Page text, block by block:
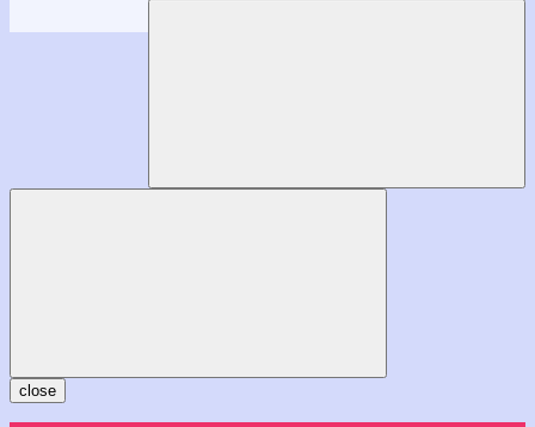
close